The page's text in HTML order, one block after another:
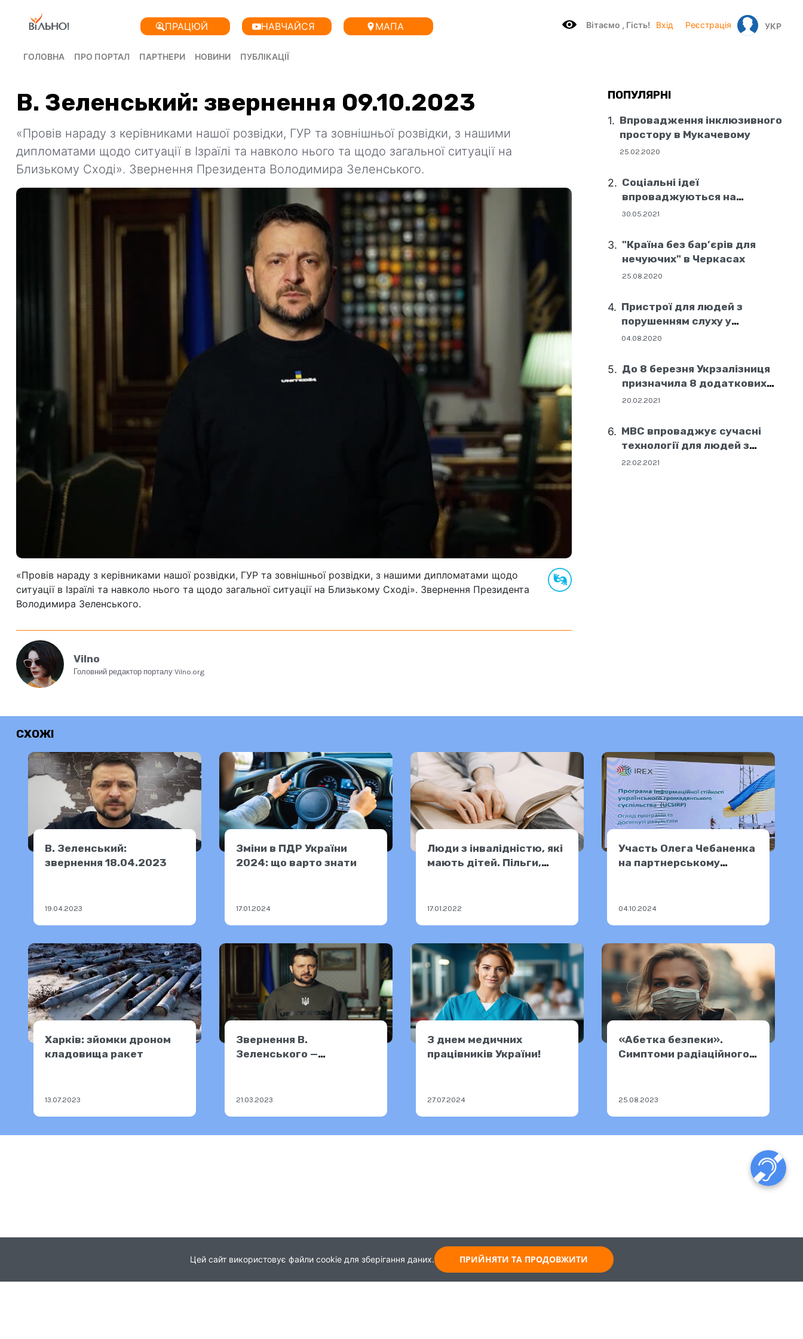
ПРАЦЮЙ НАВЧАЙСЯ МАПА Вітаємo , Гість! Вхід Реєстрація УКР
ГОЛОВНА ПРО ПОРТАЛ ПАРТНЕРИ НОВИНИ ПУБЛІКАЦІЇ
В. Зеленський: звернення 09.10.2023
«Провів нараду з керівниками нашої розвідки, ГУР та зовнішньої розвідки, з нашими
дипломатами щодо ситуації в Ізраїлі та навколо нього та щодо загальної ситуації на
Близькому Сході». Звернення Президента Володимира Зеленського.
«Провів нараду з керівниками нашої розвідки, ГУР та зовнішньої розвідки, з нашими дипломатами щодо
ситуації в Ізраїлі та навколо нього та щодо загальної ситуації на Близькому Сході». Звернення Президента
Володимира Зеленського.
Vilno
Головний редактор порталу Vilno.org
ПОПУЛЯРНІ
Впровадження інклюзивного
простору в Мукачевому
25.02.2020
Соціальні ідеї
впроваджуються на
державному рівні
30.05.2021
"Країна без бар’єрів для
нечуючих" в Черкасах
25.08.2020
Пристрої для людей з
порушенням слуху у
соціальних центрах Дніпра
04.08.2020
До 8 березня Укрзалізниця
призначила 8 додаткових
поїздів
20.02.2021
МВС впроваджує сучасні
технології для людей з
порушенням слуху
22.02.2021
СХОЖІ
В. Зеленський:
звернення 18.04.2023
19.04.2023
Зміни в ПДР України
2024: що варто знати
17.01.2024
Люди з інвалідністю, які
мають дітей. Пільги,
17.01.2022
Участь Олега Чебаненка
на партнерському
04.10.2024
Харків: зйомки дроном
кладовища ракет
13.07.2023
Звернення В.
Зеленського —
21.03.2023
З днем медичних
працівників України!
27.07.2024
«Абетка безпеки».
Симптоми радіаційного
25.08.2023
Цей сайт використовує файли cookie для зберігання даних. ПРИЙНЯТИ ТА ПРОДОВЖИТИ